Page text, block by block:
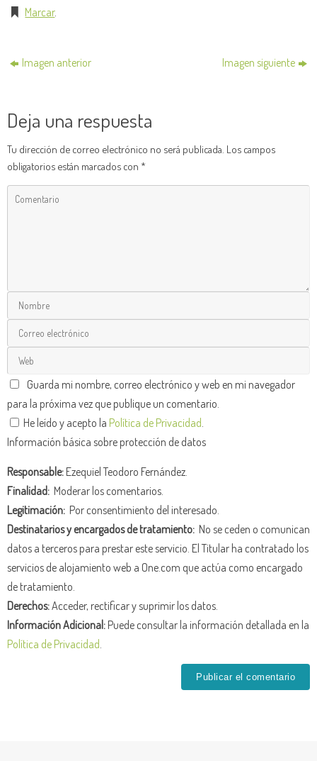
Marcar.
Imagen anterior Imagen siguiente
Deja una respuesta
Tu dirección de correo electrónico no será publicada. Los campos
obligatorios están marcados con *
Guarda mi nombre, correo electrónico y web en mi navegador
para la próxima vez que publique un comentario.
He leído y acepto la Política de Privacidad
Información básica sobre protección de datos
Responsable:Ezequiel Teodoro Fernández.
Finalidad: Moderar los comentarios.
Legitimación: Por consentimiento del interesado.
Destinatarios y encargados de tratamiento: No se ceden o comunican
datos a terceros para prestar este servicio. El Titular ha contratado los
servicios de alojamiento web a One.com que actúa como encargado
de tratamiento.
Derechos:Acceder, rectificar y suprimir los datos.
Información Adicional:Puede consultar la información detallada en la
Política de Privacidad